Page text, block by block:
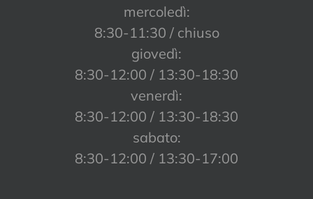
mercoledì:
8:30-11:30 / chiuso
giovedì:
8:30-12:00 / 13:30-18:30
venerdì:
8:30-12:00 / 13:30-18:30
sabato:
8:30-12:00 / 13:30-17:00